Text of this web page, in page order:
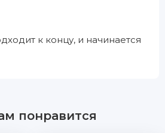
к концу, и начинается
понравится